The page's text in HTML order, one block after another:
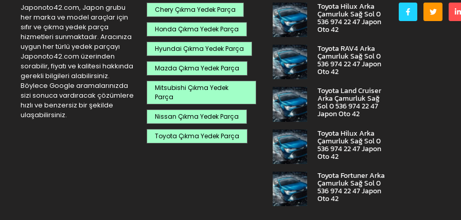
Japonoto42.com, Japon grubu
her marka ve model araçlar için
sıfır ve çıkma yedek parça
hizmetleri sunmaktadır. Aracınıza
uygun her türlü yedek parçayı
Japonoto42.com üzerinden
sorabilir, fiyatı ve kalitesi hakkında
gerekli bilgileri alabilirsiniz.
Böylece Google aramalarınızda
sizi sonuca vardıracak çözümlere
hızlı ve benzersiz bir şekilde
ulaşabilirsiniz.
Chery Çıkma Yedek Parça
Honda Çıkma Yedek Parça
Hyundai Çıkma Yedek Parça
Mazda Çıkma Yedek Parça
Mitsubishi Çıkma Yedek
Parça
Nissan Çıkma Yedek Parça
Toyota Çıkma Yedek Parça
Toyota Hilux Arka
Çamurluk Sağ Sol 0
536 974 22 47 Japon
Oto 42
Toyota RAV4 Arka
Çamurluk Sağ Sol 0
536 974 22 47 Japon
Oto 42
Toyota Land Cruiser
Arka Çamurluk Sağ
Sol 0 536 974 22 47
Japon Oto 42
Toyota Hilux Arka
Çamurluk Sağ Sol 0
536 974 22 47 Japon
Oto 42
Toyota Fortuner Arka
Çamurluk Sağ Sol 0
536 974 22 47 Japon
Oto 42